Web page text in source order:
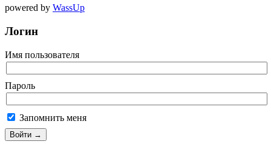
powered by WassUp
Логин
Имя пользователя
Пароль
Запомнить меня